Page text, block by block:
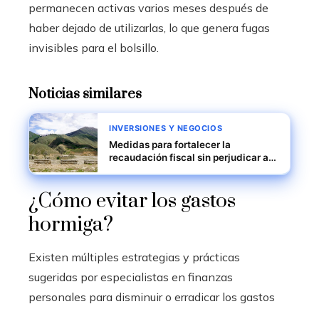
permanecen activas varios meses después de
haber dejado de utilizarlas, lo que genera fugas
invisibles para el bolsillo.
Noticias similares
INVERSIONES Y NEGOCIOS
Medidas para fortalecer la
recaudación fiscal sin perjudicar a
¿Cómo evitar los gastos
hormiga?
Existen múltiples estrategias y prácticas
sugeridas por especialistas en finanzas
personales para disminuir o erradicar los gastos